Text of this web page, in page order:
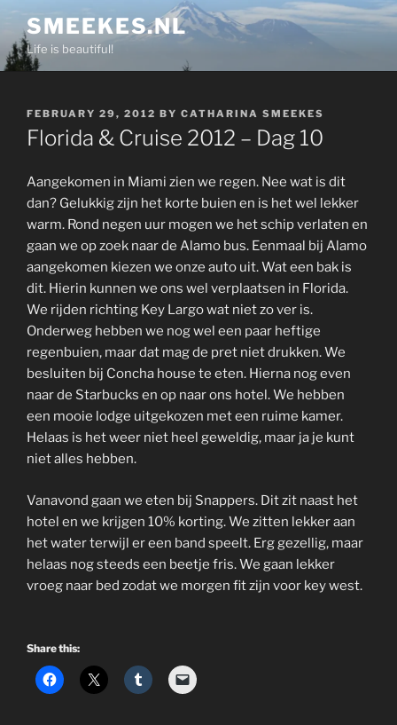
content
SMEEKES.NL
Life is beautiful!
POSTED
ON
FEBRUARY 29, 2012 BY CATHARINA SMEEKES
Florida & Cruise 2012 – Dag 10
Aangekomen in Miami zien we regen. Nee wat is dit
dan? Gelukkig zijn het korte buien en is het wel lekker
warm. Rond negen uur mogen we het schip verlaten en
gaan we op zoek naar de Alamo bus. Eenmaal bij Alamo
aangekomen kiezen we onze auto uit. Wat een bak is
dit. Hierin kunnen we ons wel verplaatsen in Florida.
We rijden richting Key Largo wat niet zo ver is.
Onderweg hebben we nog wel een paar heftige
regenbuien, maar dat mag de pret niet drukken. We
besluiten bij Concha house te eten. Hierna nog even
naar de Starbucks en op naar ons hotel. We hebben
een mooie lodge uitgekozen met een ruime kamer.
Helaas is het weer niet heel geweldig, maar ja je kunt
niet alles hebben.
Vanavond gaan we eten bij Snappers. Dit zit naast het
hotel en we krijgen 10% korting. We zitten lekker aan
het water terwijl er een band speelt. Erg gezellig, maar
helaas nog steeds een beetje fris. We gaan lekker
vroeg naar bed zodat we morgen fit zijn voor key west.
Share this: